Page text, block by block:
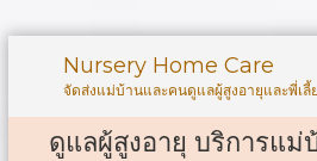
Nursery Home Care
จัดส่งแม่บ้านและคนดูแลผู้สูงอายุและพี่เลี้
ดูแลผู้สูงอายุ บริการแม่